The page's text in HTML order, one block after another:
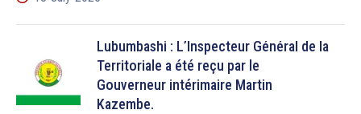
Lubumbashi : L’Inspecteur Général de la
Territoriale a été reçu par le
Gouverneur intérimaire Martin
Kazembe.